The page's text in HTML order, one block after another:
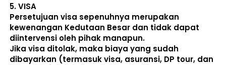
5. VISA
Persetujuan visa sepenuhnya merupakan
kewenangan Kedutaan Besar dan tidak dapat
diintervensi oleh pihak manapun.
Jika visa ditolak, maka biaya yang sudah
dibayarkan (termasuk visa, asuransi, DP tour, dan